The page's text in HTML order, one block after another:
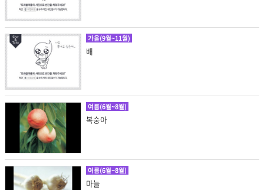
가을(9월~11월)
배
여름(6월~8월)
복숭아
여름(6월~8월)
마늘